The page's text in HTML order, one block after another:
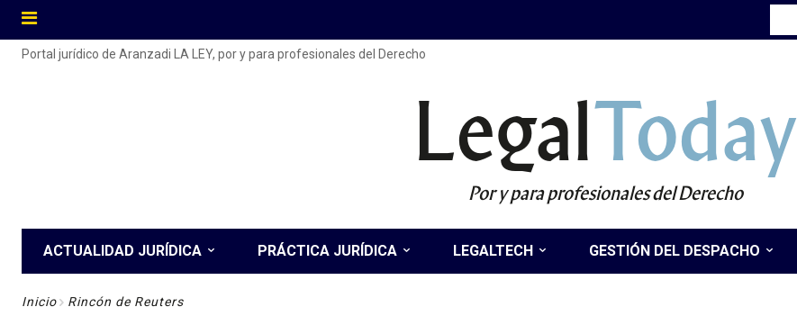
Portal jurídico de Aranzadi LA LEY, por y para profesionales del Derecho
LegalToday
Por y para profesionales del Derecho
ACTUALIDAD JURÍDICA PRÁCTICA JURÍDICA LEGALTECH GESTIÓN DEL DESPACHO
Inicio Rincón de Reuters